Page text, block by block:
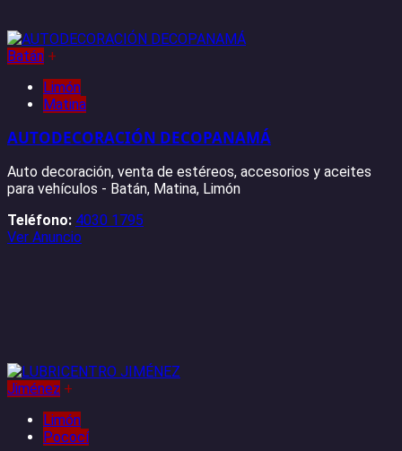
Batán +
Limón
Matina
AUTODECORACIÓN DECOPANAMÁ
Auto decoración, venta de estéreos, accesorios y aceites
para vehículos - Batán, Matina, Limón
Teléfono: 4030 1795
Ver Anuncio
Jiménez +
Limón
Pococí